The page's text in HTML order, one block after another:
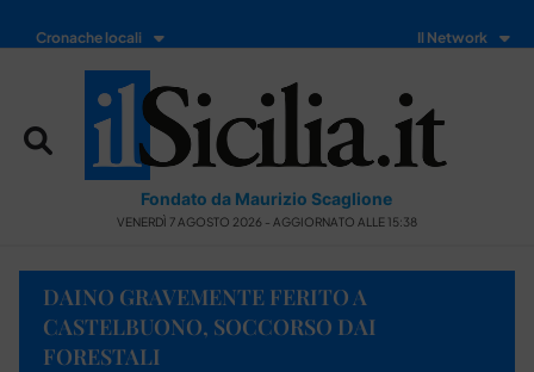
Cronache locali Il Network
Fondato da Maurizio Scaglione
VENERDÌ 7 AGOSTO 2026 - AGGIORNATO ALLE 15:38
DAINO GRAVEMENTE FERITO A
CASTELBUONO, SOCCORSO DAI
FORESTALI